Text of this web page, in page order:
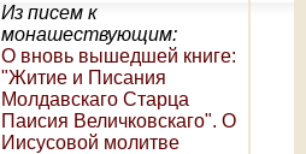
Из писем к
монашествующим:
О вновь вышедшей книге:
"Житие и Писания
Молдавскаго Старца
Паисия Величковскаго". О
Иисусовой молитве